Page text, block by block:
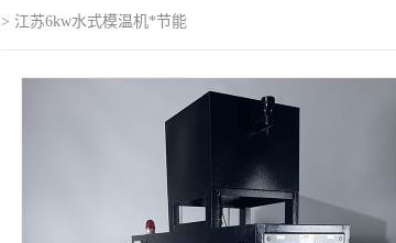
> 江苏6kw水式模温机*节能